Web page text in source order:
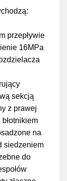
przepływie
16MPa
sekcją
z prawej
na
siedzeniem
do